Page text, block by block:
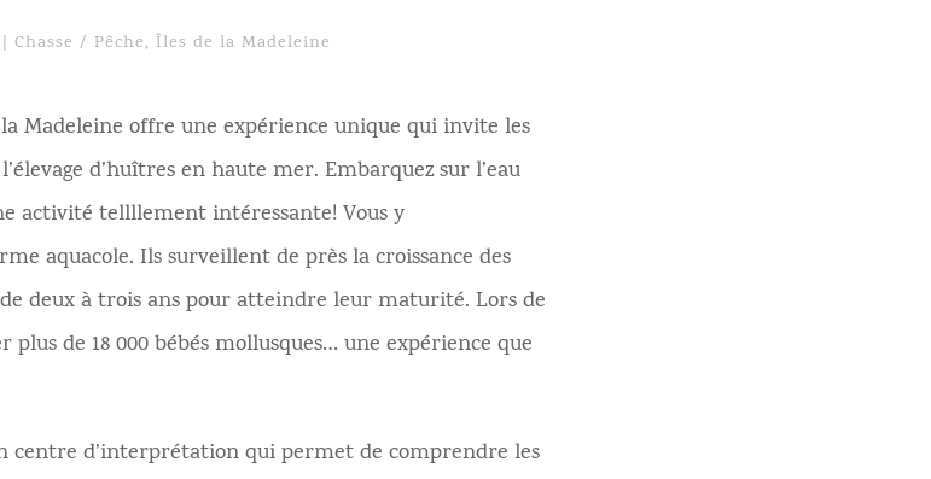
Chasse / Pêche, Îles de la Madeleine
Madeleine offre une expérience unique qui invite les
d’huîtres en haute mer. Embarquez sur l’eau
activité tellllement intéressante! Vous y
aquacole. Ils surveillent de près la croissance des
deux à trois ans pour atteindre leur maturité. Lors de
de 18 000 bébés mollusques… une expérience que
centre d’interprétation qui permet de comprendre les